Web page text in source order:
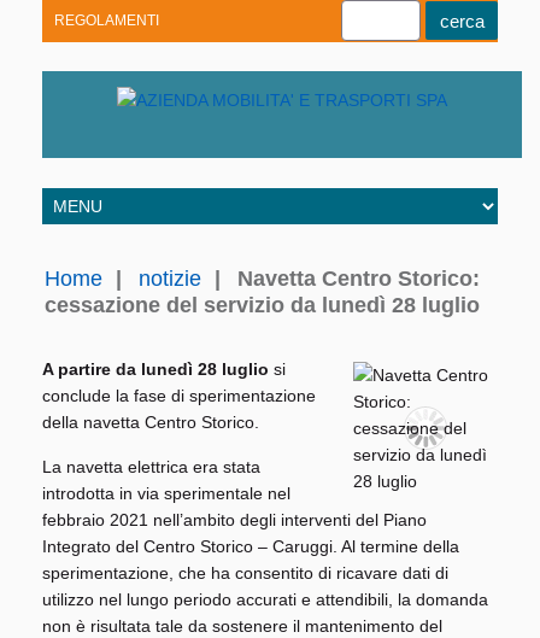
REGOLAMENTI
Home notizie
Navetta Centro Storico:
cessazione del servizio da lunedì 28 luglio
A partire da lunedì 28 luglio si
conclude la fase di sperimentazione
della navetta Centro Storico.
La navetta elettrica era stata
introdotta in via sperimentale nel
febbraio 2021 nell’ambito degli interventi del Piano
Integrato del Centro Storico – Caruggi. Al termine della
sperimentazione, che ha consentito di ricavare dati di
utilizzo nel lungo periodo accurati e attendibili, la domanda
non è risultata tale da sostenere il mantenimento del